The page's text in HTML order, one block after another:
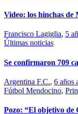
Video: los hinchas de
Francisco Lagiglia, 5
Últimas noticias
Se confirmaron 709
Argentina F.C., 6 años
Fútbol Mendocino,
Pozo: “El objetivo de